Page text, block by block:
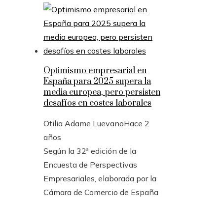
Optimismo empresarial en
España para 2025 supera la
media europea, pero persisten
desafíos en costes laborales
Otilia Adame LuevanoHace 2
años
Según la 32ª edición de la
Encuesta de Perspectivas
Empresariales, elaborada por la
Cámara de Comercio de España